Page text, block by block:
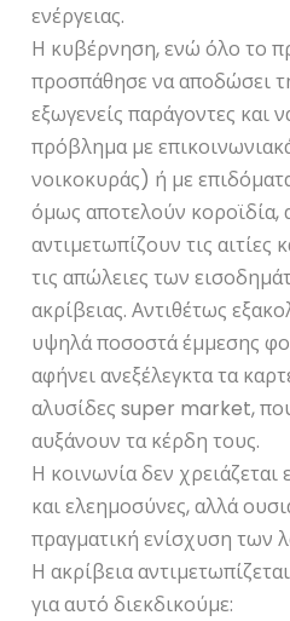
ενέργειας.
Η κυβέρνηση, ενώ όλο το
προσπάθησε να αποδώσει
εξωγενείς παράγοντες και
πρόβλημα με
νοικοκυράς) ή με
όμως αποτελούν κοροϊδία,
αντιμετωπίζουν τις αιτίες
τις απώλειες των
ακρίβειας. Αντιθέτως
υψηλά ποσοστά έμμεσης
αφήνει ανεξέλεγκτα τα
αλυσίδες super market,
αυξάνουν τα κέρδη τους.
Η κοινωνία δεν
και ελεημοσύνες, αλλά
πραγματική ενίσχυση των
Η ακρίβεια
για αυτό διεκδικούμε: